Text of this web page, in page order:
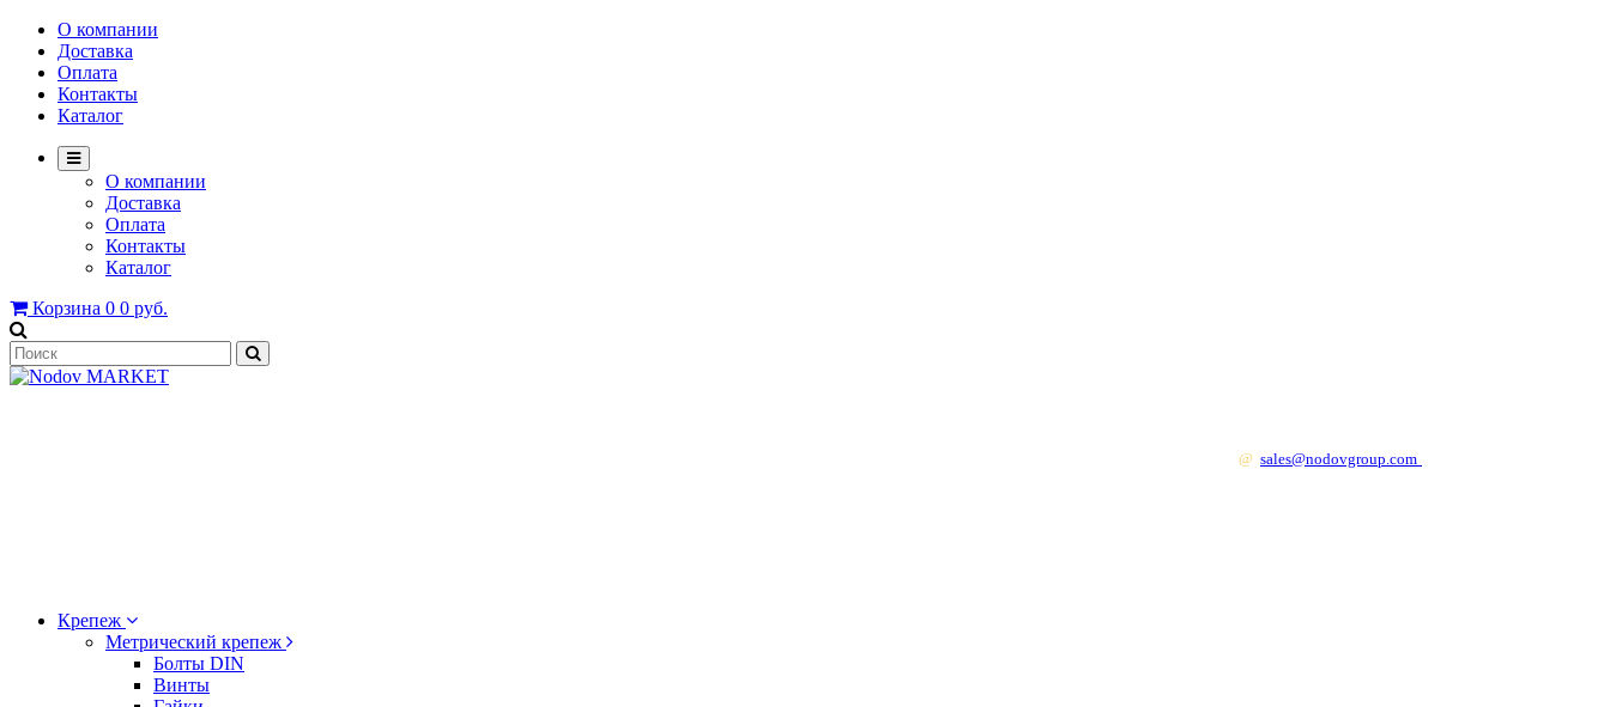
О компании
Доставка
Оплата
Контакты
Каталог
О компании
Доставка
Оплата
Контакты
Каталог
Корзина 0 0 руб.
@ sales@nodovgroup.com
Крепеж
Метрический крепеж
Болты DIN
Винты